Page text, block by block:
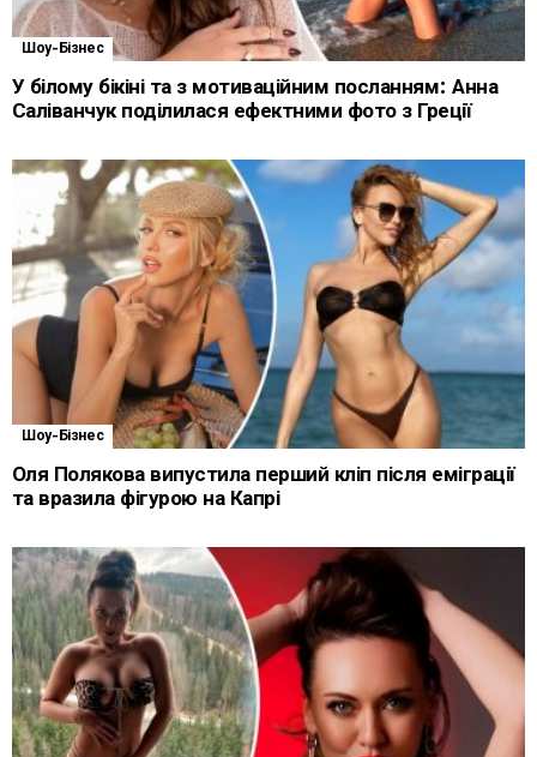
Шоу-Бізнес
У білому бікіні та з мотиваційним посланням: Анна
Саліванчук поділилася ефектними фото з Греції
Шоу-Бізнес
Оля Полякова випустила перший кліп після еміграції
та вразила фігурою на Капрі